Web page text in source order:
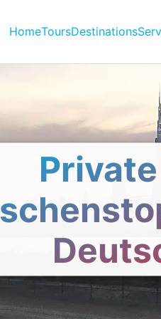
HomeToursDestinations